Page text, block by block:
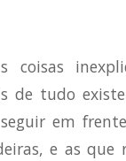
coisas
de tudo
em
e as